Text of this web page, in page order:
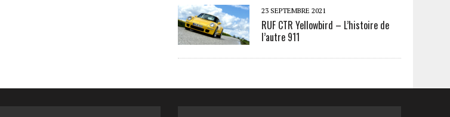
23 SEPTEMBRE 2021
RUF CTR Yellowbird – L’histoire de
l’autre 911